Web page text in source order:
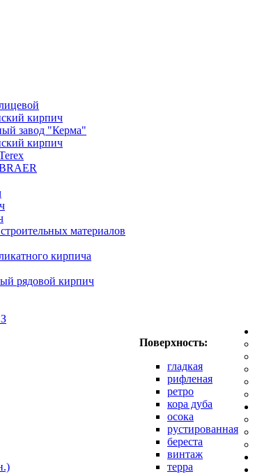
кирпич
завод "Керма"
кирпич
материалов
кирпича
рядовой кирпич
Поверхность:
гладкая
рифленая
ретро
кора дуба
осока
рустированная
береста
винтаж
терра